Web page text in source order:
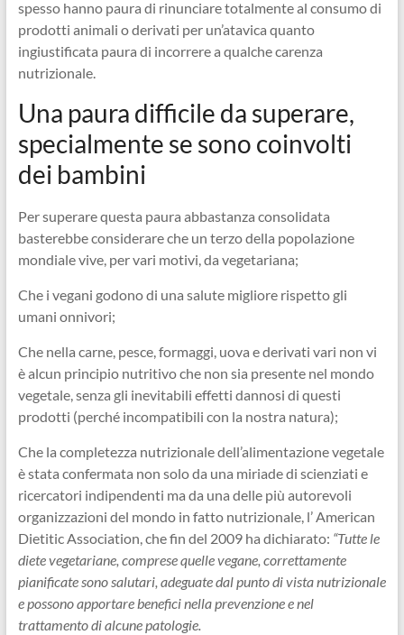
spesso hanno paura di rinunciare totalmente al consumo di
prodotti animali o derivati per un’atavica quanto
ingiustificata paura di incorrere a qualche carenza
nutrizionale.
Una paura difficile da superare,
specialmente se sono coinvolti
dei bambini
Per superare questa paura abbastanza consolidata
basterebbe considerare che un terzo della popolazione
mondiale vive, per vari motivi, da vegetariana;
Che i vegani godono di una salute migliore rispetto gli
umani onnivori;
Che nella carne, pesce, formaggi, uova e derivati vari non vi
è alcun principio nutritivo che non sia presente nel mondo
vegetale, senza gli inevitabili effetti dannosi di questi
prodotti (perché incompatibili con la nostra natura);
Che la completezza nutrizionale dell’alimentazione vegetale
è stata confermata non solo da una miriade di scienziati e
ricercatori indipendenti ma da una delle più autorevoli
organizzazioni del mondo in fatto nutrizionale, l’ American
Dietitic Association, che fin del 2009 ha dichiarato: “Tutte le
diete vegetariane, comprese quelle vegane, correttamente
pianificate sono salutari, adeguate dal punto di vista nutrizionale
e possono apportare benefici nella prevenzione e nel
trattamento di alcune patologie.